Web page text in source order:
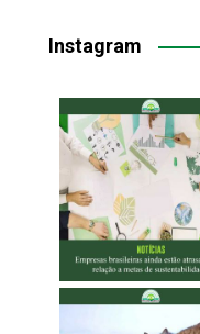
Instagram